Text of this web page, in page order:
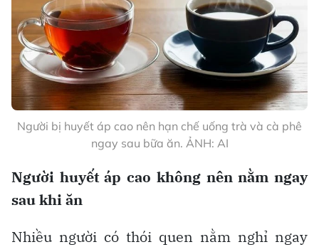
Người bị huyết áp cao nên hạn chế uống trà và cà phê
ngay sau bữa ăn. ẢNH: AI
Người huyết áp cao không nên nằm ngay
sau khi ăn
Nhiều người có thói quen nằm nghỉ ngay